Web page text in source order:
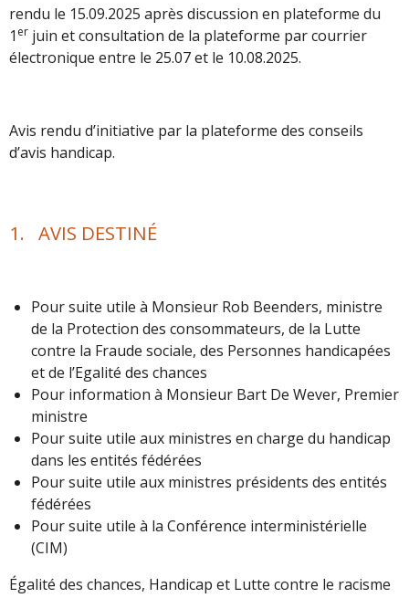
rendu le 15.09.2025 après discussion en plateforme du
1 er juin et consultation de la plateforme par courrier
électronique entre le 25.07 et le 10.08.2025.
Avis rendu d’initiative par la plateforme des conseils
d’avis handicap.
1. AVIS DESTINÉ
Pour suite utile à Monsieur Rob Beenders, ministre
de la Protection des consommateurs, de la Lutte
contre la Fraude sociale, des Personnes handicapées
et de l’Egalité des chances
Pour information à Monsieur Bart De Wever, Premier
ministre
Pour suite utile aux ministres en charge du handicap
dans les entités fédérées
Pour suite utile aux ministres présidents des entités
fédérées
Pour suite utile à la Conférence interministérielle
(CIM)
Égalité des chances, Handicap et Lutte contre le racisme